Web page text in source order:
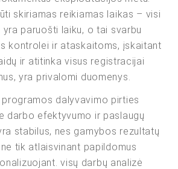
skiriamas reikiamas laikas – visi
paruošti laiku, o tai svarbu
kontrolei ir ataskaitoms, įskaitant
ir atitinka visus registracijai
yra privalomi duomenys.
dalyvavimo pirties
darbo efektyvumo ir paslaugų
stabilus, nes gamybos rezultatų
tik atlaisvinant papildomus
visų darbų analizė